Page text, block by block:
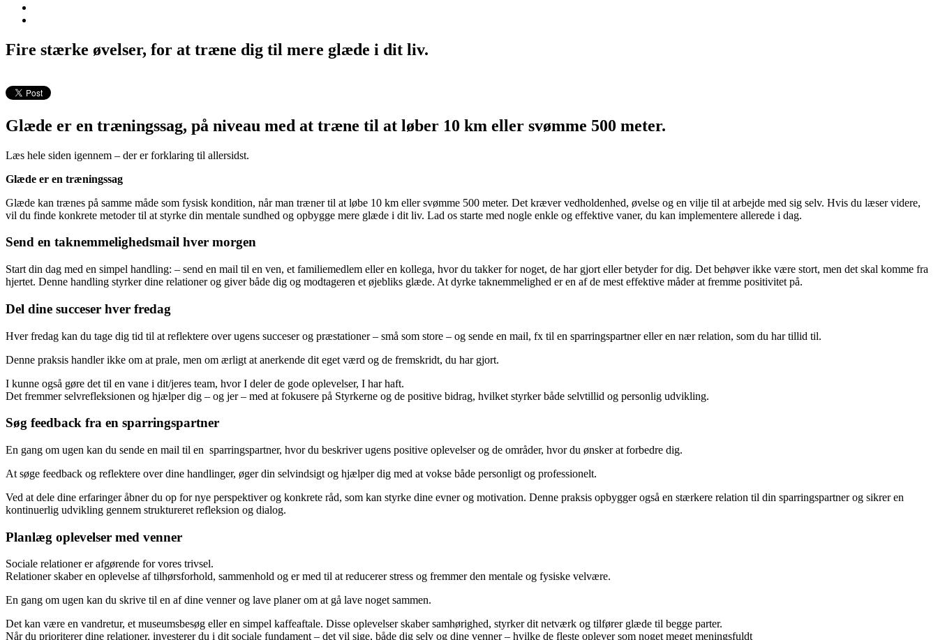
Fire stærke øvelser, for at træne dig til mere glæde i dit liv.
Glæde er en træningssag, på niveau med at træne til at løber 10 km eller svømme 500 meter.
Læs hele siden igennem – der er forklaring til allersidst.
Glæde er en træningssag
Glæde kan trænes på samme måde som fysisk kondition, når man træner til at løbe 10 km eller svømme 500 meter. Det kræver vedholdenhed, øvelse og en vilje til at arbejde med sig selv. Hvis du læser videre,
vil du finde konkrete metoder til at styrke din mentale sundhed og opbygge mere glæde i dit liv. Lad os starte med nogle enkle og effektive vaner, du kan implementere allerede i dag.
Send en taknemmelighedsmail hver morgen
Start din dag med en simpel handling: – send en mail til en ven, et familiemedlem eller en kollega, hvor du takker for noget, de har gjort eller betyder for dig. Det behøver ikke være stort, men det skal komme fra
hjertet. Denne handling styrker dine relationer og giver både dig og modtageren et øjebliks glæde. At dyrke taknemmelighed er en af de mest effektive måder at fremme positivitet på.
Del dine succeser hver fredag
Hver fredag kan du tage dig tid til at reflektere over ugens succeser og præstationer – små som store – og sende en mail, fx til en sparringspartner eller en nær relation, som du har tillid til.
Denne praksis handler ikke om at prale, men om ærligt at anerkende dit eget værd og de fremskridt, du har gjort.
I kunne også gøre det til en vane i dit/jeres team, hvor I deler de gode oplevelser, I har haft.
Det fremmer selvrefleksionen og hjælper dig – og jer – med at fokusere på Styrkerne og de positive bidrag, hvilket styrker både selvtillid og personlig udvikling.
Søg feedback fra en sparringspartner
En gang om ugen kan du sende en mail til en sparringspartner, hvor du beskriver ugens positive oplevelser og de områder, hvor du ønsker at forbedre dig.
At søge feedback og reflektere over dine handlinger, øger din selvindsigt og hjælper dig med at vokse både personligt og professionelt.
Ved at dele dine erfaringer åbner du op for nye perspektiver og konkrete råd, som kan styrke dine evner og motivation. Denne praksis opbygger også en stærkere relation til din sparringspartner og sikrer en
kontinuerlig udvikling gennem struktureret refleksion og dialog.
Planlæg oplevelser med venner
Sociale relationer er afgørende for vores trivsel.
Relationer skaber en oplevelse af tilhørsforhold, sammenhold og er med til at reducerer stress og fremmer den mentale og fysiske velvære.
En gang om ugen kan du skrive til en af dine venner og lave planer om at gå lave noget sammen.
Det kan være en vandretur, et museumsbesøg eller en simpel kaffeaftale. Disse oplevelser skaber samhørighed, styrker dit netværk og tilfører glæde til begge parter.
Når du prioriterer dine relationer, investerer du i dit sociale fundament – det vil sige, både dig selv og dine venner – hvilke de fleste oplever som noget meget meningsfuldt